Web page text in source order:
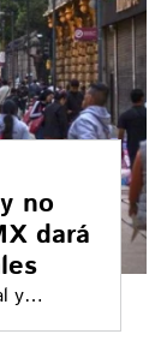
no
dará
y
al